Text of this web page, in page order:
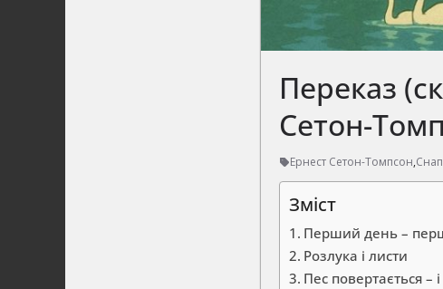
Переказ
Сетон-
Ернест Сетон-Томпсон,Снап
Зміст
Перший день –
Розлука і листи
Пес повертається –